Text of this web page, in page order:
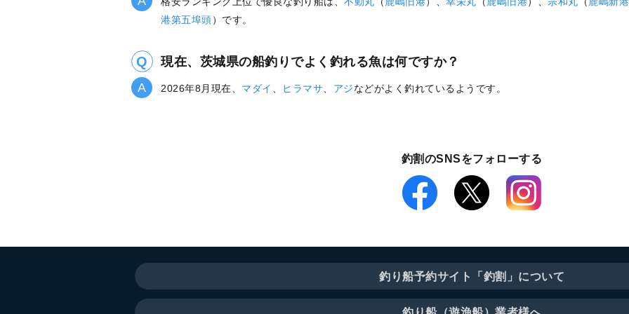
港第五埠頭）です。
現在、茨城県の船釣りでよく釣れる魚は何ですか？
2026年8月現在、 マダイ 、 ヒラマサ、 アジなどがよく釣れているようです。
釣割のSNSをフォローする
釣り船予約サイト「釣割」について